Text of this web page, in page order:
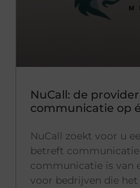
NuCall: de
communicatie op
NuCall zoekt voor u
betreft
communicatie is van
voor bedrijven die